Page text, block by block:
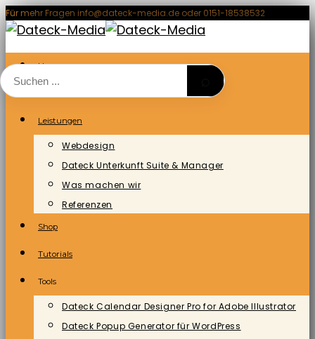
Zum
Inhalt
springen
Für mehr Fragen info@dateck-media.de oder 0151-18538532
Home
Leistungen
Webdesign
Dateck Unterkunft Suite & Manager
Was machen wir
Referenzen
Shop
Tutorials
Tools
Dateck Calendar Designer Pro for Adobe Illustrator
Dateck Popup Generator für WordPress